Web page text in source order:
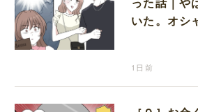
いた。オシ
1日前